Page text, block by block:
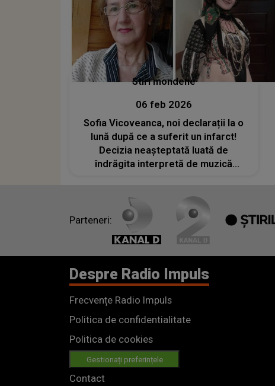
Stiri mondene
06 feb 2026
Sofia Vicoveanca, noi declarații la o
lună după ce a suferit un infarct!
Decizia neașteptată luată de
îndrăgita interpretă de muzică
Parteneri:
Despre Radio Impuls
Frecvențe Radio Impuls
Politica de confidentialitate
Politica de cookies
Gestionați preferințele
Contact